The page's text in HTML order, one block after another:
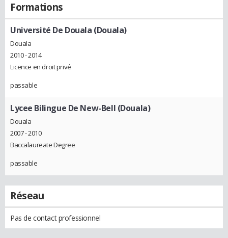
Formations
Université De Douala (Douala)
Douala
2010 - 2014
Licence en droit privé
passable
Lycee Bilingue De New-Bell (Douala)
Douala
2007 - 2010
Baccalaureate Degree
passable
Réseau
Pas de contact professionnel